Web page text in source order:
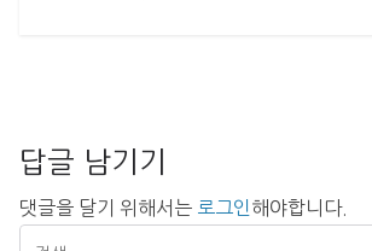
답글 남기기
댓글을 달기 위해서는 로그인 해야합니다.